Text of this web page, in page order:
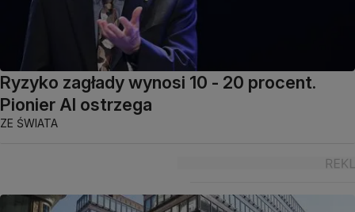
Ryzyko zagłady wynosi 10 - 20 procent.
Pionier AI ostrzega
ZE ŚWIATA